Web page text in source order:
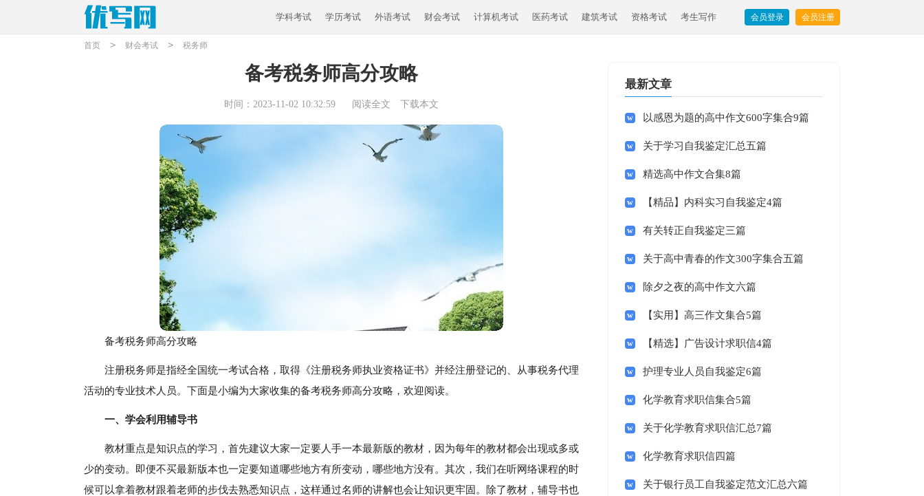
学科考试 学历考试 外语考试 财会考试 计算机考试 医药考试 建筑考试 资格考试 考生写作 会员登录 会员注册
首页 > 财会考试 > 税务师
备考税务师高分攻略
时间：2023-11-02 10:32:59 阅读全文 下载本文
备考税务师高分攻略
注册税务师是指经全国统一考试合格，取得《注册税务师执业资格证书》并经注册登记的、从事税务代理
活动的专业技术人员。下面是小编为大家收集的备考税务师高分攻略，欢迎阅读。
一、学会利用辅导书
教材重点是知识点的学习，首先建议大家一定要人手一本最新版的教材，因为每年的教材都会出现或多或
少的变动。即便不买最新版本也一定要知道哪些地方有所变动，哪些地方没有。其次，我们在听网络课程的时
候可以拿着教材跟着老师的步伐去熟悉知识点，这样通过名师的讲解也会让知识更牢固。除了教材，辅导书也
最新文章
以感恩为题的高中作文600字集合9篇
关于学习自我鉴定汇总五篇
精选高中作文合集8篇
【精品】内科实习自我鉴定4篇
有关转正自我鉴定三篇
关于高中青春的作文300字集合五篇
除夕之夜的高中作文六篇
【实用】高三作文集合5篇
【精选】广告设计求职信4篇
护理专业人员自我鉴定6篇
化学教育求职信集合5篇
关于化学教育求职信汇总7篇
化学教育求职信四篇
关于银行员工自我鉴定范文汇总六篇